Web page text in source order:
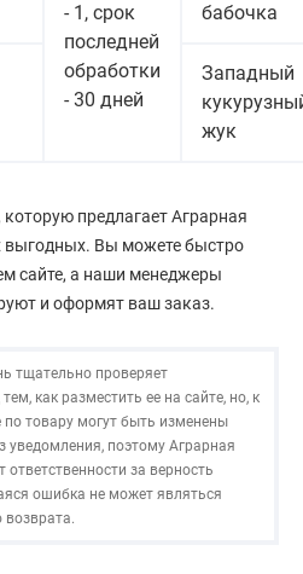
- 1, срок
последней
обработки
- 30 дней
бабочка
Западный
жук
предлагает Аграрная
выгодных. Вы можете быстро
сайте, а наши менеджеры
и оформят ваш заказ.
тщательно проверяет
как разместить ее на сайте, но, к
товару могут быть изменены
уведомления, поэтому Аграрная
за верность
ошибка не может являться
возврата.